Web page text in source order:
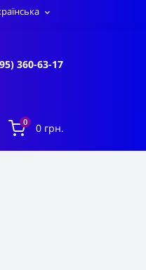
360-63-17
0 0 грн.